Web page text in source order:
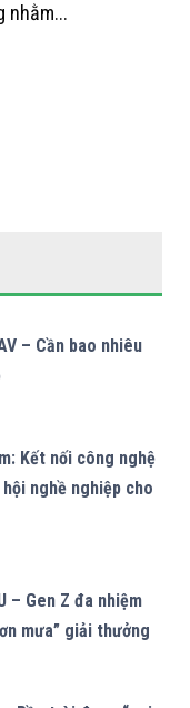
nhằm...
– Cần bao nhiêu
Kết nối công nghệ
nghề nghiệp cho
– Gen Z đa nhiệm
mưa” giải thưởng